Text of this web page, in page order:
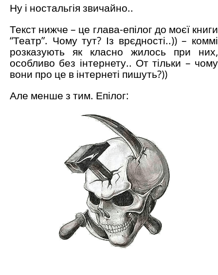
Ну і ностальгія звичайно..
Текст нижче – це глава-епілог до моєї книги
“Театр”. Чому тут? Із врєдності..)) – коммі
розказують як класно жилось при них,
особливо без інтернету.. От тільки – чому
вони про це в інтернеті пишуть?))
Але менше з тим. Епілог: